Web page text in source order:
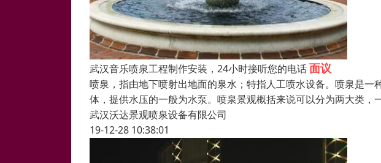
武汉音乐喷泉工程制作安装，24小时接听您的电话面议
喷泉，指由地下喷射出地面的泉水；特指人工喷水设备。喷泉是
体，提供水压的一般为水泵。喷泉景观概括来说可以分为两大类
武汉沃达景观喷泉设备有限公司
19-12-28 10:38:01